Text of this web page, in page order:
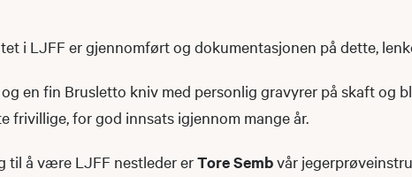
i LJFF er gjennomført og dokumentasjonen på dette,
en fin Brusletto kniv med personlig gravyrer på skaft og
frivillige, for god innsats igjennom mange år.
til å være LJFF nestleder erTore Sembvår